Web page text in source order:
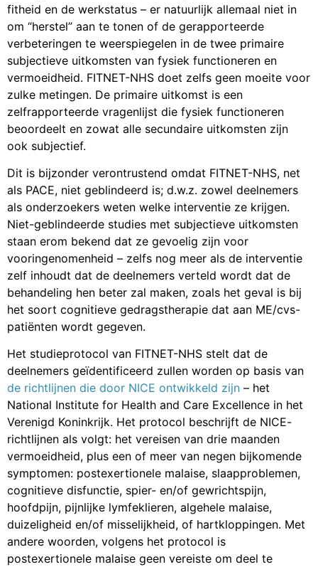
fitheid en de werkstatus – er natuurlijk allemaal niet in
om “herstel” aan te tonen of de gerapporteerde
verbeteringen te weerspiegelen in de twee primaire
subjectieve uitkomsten van fysiek functioneren en
vermoeidheid. FITNET-NHS doet zelfs geen moeite voor
zulke metingen. De primaire uitkomst is een
zelfrapporteerde vragenlijst die fysiek functioneren
beoordeelt en zowat alle secundaire uitkomsten zijn
ook subjectief.
Dit is bijzonder verontrustend omdat FITNET-NHS, net
als PACE, niet geblindeerd is; d.w.z. zowel deelnemers
als onderzoekers weten welke interventie ze krijgen.
Niet-geblindeerde studies met subjectieve uitkomsten
staan erom bekend dat ze gevoelig zijn voor
vooringenomenheid – zelfs nog meer als de interventie
zelf inhoudt dat de deelnemers verteld wordt dat de
behandeling hen beter zal maken, zoals het geval is bij
het soort cognitieve gedragstherapie dat aan ME/cvs-
patiënten wordt gegeven.
Het studieprotocol van FITNET-NHS stelt dat de
deelnemers geïdentificeerd zullen worden op basis van
de richtlijnen die door NICE ontwikkeld zijn – het
National Institute for Health and Care Excellence in het
Verenigd Koninkrijk. Het protocol beschrijft de NICE-
richtlijnen als volgt: het vereisen van drie maanden
vermoeidheid, plus een of meer van negen bijkomende
symptomen: postexertionele malaise, slaapproblemen,
cognitieve disfunctie, spier- en/of gewrichtspijn,
hoofdpijn, pijnlijke lymfeklieren, algehele malaise,
duizeligheid en/of misselijkheid, of hartkloppingen. Met
andere woorden, volgens het protocol is
postexertionele malaise geen vereiste om deel te